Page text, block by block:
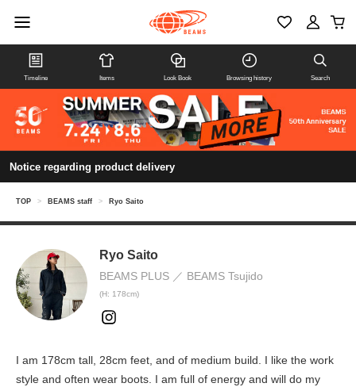
Timeline Items Look Book Browsing history Search
Notice regarding product delivery
TOP > BEAMS staff > Ryo Saito
Ryo Saito
BEAMS PLUS BEAMS Tsujido
(H: 178cm)
I am 178cm tall, 28cm feet, and of medium build. I like the work
style and often wear boots. I am full of energy and will do my